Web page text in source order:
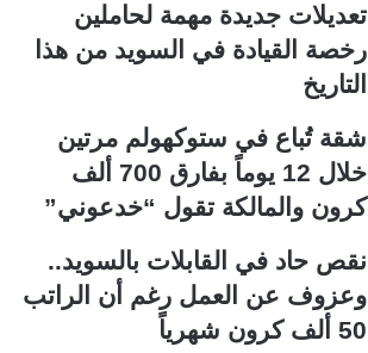
ق
ة
ة
تعديلات جديدة مهمة لحاملين
رخصة القيادة في السويد من هذا
التاريخ
شقة تُباع في ستوكهولم مرتين
خلال 12 يوماً بفارق 700 ألف
كرون والمالكة تقول “خدعوني”
نقص حاد في القابلات بالسويد..
وعزوف عن العمل رغم أن الراتب
50 ألف كرون شهرياً